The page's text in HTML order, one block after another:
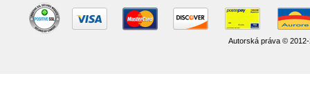
Autorská práva ©